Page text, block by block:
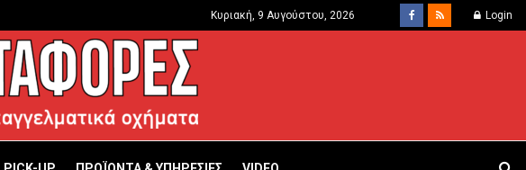
Κυριακή, 9 Αυγούστου, 2026 Login